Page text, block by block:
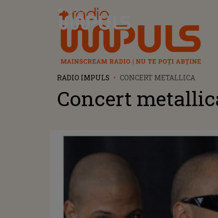
Radio Impuls
RADIO IMPULS CONCERT METALLICA
Concert